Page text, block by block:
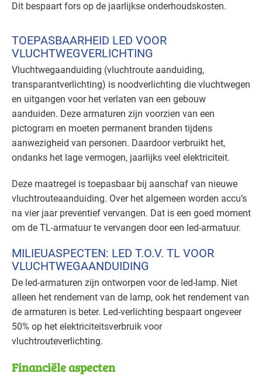
Cultuur - evenementen Gevorderd
Cultuur - musea Basis
Cultuur - overig Basis
Cultuur - podia Basis
Detailhandel - overig Basis
Detailhandel - tankstations Basis
Grafische industrie Basis
Handel en distributie Basis
Industrie - hout en meubel Basis
Industrie - metalektro Basis
Industrie - papier en karton(waren)
Industrie - rubber en kunststof
Dit bespaart fors op de jaarlijkse onderhoudskosten.
TOEPASBAARHEID LED VOOR
VLUCHTWEGVERLICHTING
Vluchtwegaanduiding (vluchtroute aanduiding,
transparantverlichting) is noodverlichting die vluchtwegen
en uitgangen voor het verlaten van een gebouw
aanduiden. Deze armaturen zijn voorzien van een
pictogram en moeten permanent branden tijdens
aanwezigheid van personen. Daardoor verbruikt het,
ondanks het lage vermogen, jaarlijks veel elektriciteit.
Deze maatregel is toepasbaar bij aanschaf van nieuwe
vluchtrouteaanduiding. Over het algemeen worden accu’s
na vier jaar preventief vervangen. Dat is een goed moment
om de TL-armatuur te vervangen door een led-armatuur.
MILIEUASPECTEN: LED T.O.V. TL VOOR
VLUCHTWEGAANDUIDING
De led-armaturen zijn ontworpen voor de led-lamp. Niet
alleen het rendement van de lamp, ook het rendement van
de armaturen is beter. Led-verlichting bespaart ongeveer
50% op het elektriciteitsverbruik voor
vluchtrouteverlichting.
Financiële aspecten